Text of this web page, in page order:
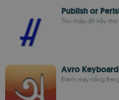
Publish or
Thu thập dữ liệu thư
Avro Keyboard
Đánh máy tiếng